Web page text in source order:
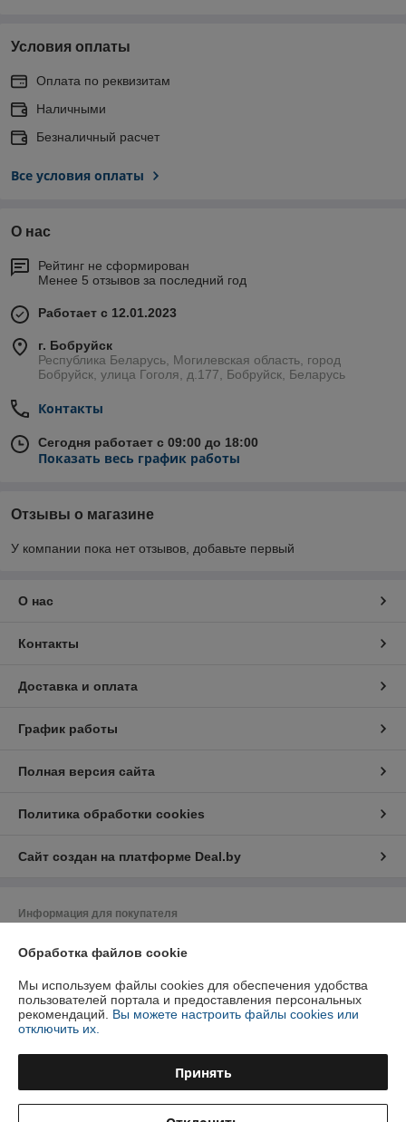
Условия оплаты
Оплата по реквизитам
Наличными
Безналичный расчет
Все условия оплаты
О нас
Рейтинг не сформирован
Менее 5 отзывов за последний год
Работает с 12.01.2023
г. Бобруйск
Республика Беларусь, Могилевская область, город
Бобруйск, улица Гоголя, д.177, Бобруйск, Беларусь
Контакты
Сегодня работает с 09:00 до 18:00
Показать весь график работы
Отзывы о магазине
У компании пока нет отзывов, добавьте первый
О нас
Контакты
Доставка и оплата
График работы
Полная версия сайта
Политика обработки cookies
Сайт создан на платформе Deal.by
Информация для покупателя
Республика Беларусь, Могилевская область, 213800, г. Бобруйск, ул.
Регистрационный номер ЕГР: 791278814
УНП: 791278814
Регистрационный орган: Бобруйский городской исполнительный
Обработка файлов cookie
Мы используем файлы cookies для обеспечения удобства
пользователей портала и предоставления персональных
рекомендаций. Вы можете настроить файлы cookies или
отключить их.
Принять